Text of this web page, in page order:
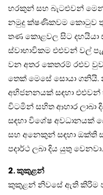
හරකුන් සහ බැටළුවන්
නමුදු ක්ෂණිකවම කොටුව
තණ කොළවල සිට දහයියා
ස්වාභාවිකම එළුවන් වල්
වන අතර කෙතරම් රළුව
තෙක් මෙසේ සොයා
අභිජනනයක් සඳහා එළුවන්
විටමින් සහිත ආහාර ලාබා
සඳහා විශේෂ අවධානයක්
සහ අනෙකුන් සඳහා
පදාර්ථ ලබා දිය යුතු වෙනවා.
2. කුකුළන්
කුකුළන් නිවසේ ඇති කිරිම